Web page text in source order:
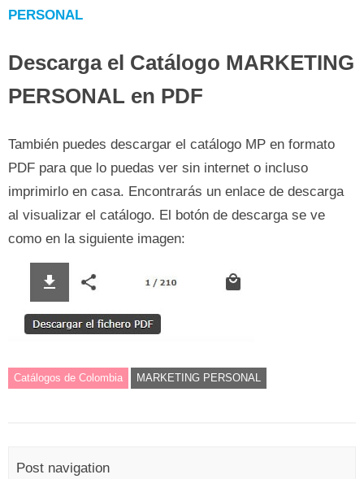
PERSONAL
Descarga el Catálogo MARKETING
PERSONAL en PDF
También puedes descargar el catálogo MP en formato
PDF para que lo puedas ver sin internet o incluso
imprimirlo en casa. Encontrarás un enlace de descarga
al visualizar el catálogo. El botón de descarga se ve
como en la siguiente imagen:
Catálogos de Colombia MARKETING PERSONAL
Post navigation